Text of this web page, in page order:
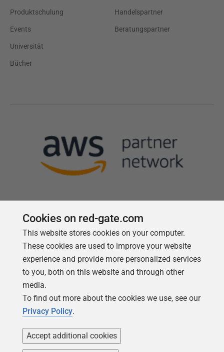
Produktschulung
Events
Universität
Bücher
Handelspartner
Beratungspartner
Follow us
Cookies on red-gate.com
This website stores cookies on your computer.
These cookies are used to improve your website
experience and provide more personalized services
to you, both on this website and through other
media.
To find out more about the cookies we use, see our
Privacy Policy.
Accept additional cookies